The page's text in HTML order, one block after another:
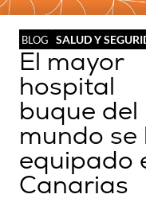
BLOG SALUD Y
El mayor
hospital
buque del
mundo se
equipado
Canarias